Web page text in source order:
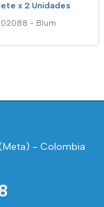
x 2 Unidades
- Blum
(Meta) - Colombia